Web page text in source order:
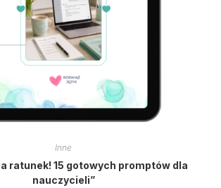
Inne
ratunek! 15 gotowych promptów dla
nauczycieli”